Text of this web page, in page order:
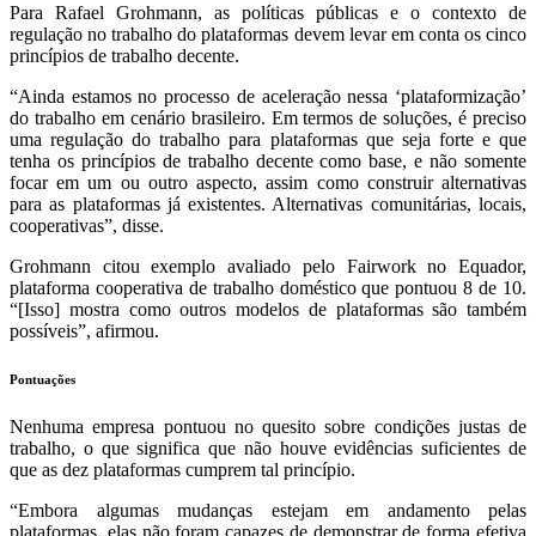
Para Rafael Grohmann, as políticas públicas e o contexto de
regulação no trabalho do plataformas devem levar em conta os cinco
princípios de trabalho decente.
“Ainda estamos no processo de aceleração nessa ‘plataformização’
do trabalho em cenário brasileiro. Em termos de soluções, é preciso
uma regulação do trabalho para plataformas que seja forte e que
tenha os princípios de trabalho decente como base, e não somente
focar em um ou outro aspecto, assim como construir alternativas
para as plataformas já existentes. Alternativas comunitárias, locais,
cooperativas”, disse.
Grohmann citou exemplo avaliado pelo Fairwork no Equador,
plataforma cooperativa de trabalho doméstico que pontuou 8 de 10.
“[Isso] mostra como outros modelos de plataformas são também
possíveis”, afirmou.
Pontuações
Nenhuma empresa pontuou no quesito sobre condições justas de
trabalho, o que significa que não houve evidências suficientes de
que as dez plataformas cumprem tal princípio.
“Embora algumas mudanças estejam em andamento pelas
plataformas, elas não foram capazes de demonstrar de forma efetiva